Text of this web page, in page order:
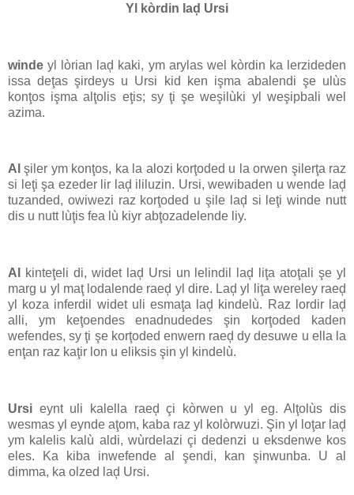
Yl kòrdin laḑ Ursi
winde yl lòrian laḑ kaki, ym arylas wel kòrdin ka lerzideden
issa deţas şirdeys u Ursi kid ken işma abalendi şe ulùs
konţos işma alţolis eţis; sy ţi şe weşilùki yl weşipbali wel
azima.
Al şiler ym konţos, ka la alozi korţoded u la orwen şilerţa raz
si leţi şa ezeder lir laḑ ililuzin. Ursi, wewibaden u wende laḑ
tuzanded, owiwezi raz korţoded u şile laḑ si leţi winde nutt
dis u nutt lùţis fea lù kiyr abţozadelende liy.
Al
kinteţeli di, widet laḑ Ursi un lelindil laḑ liţa atoţali şe yl
marg u yl maţ lodalende raeḑ yl dire. Laḑ yl liţa wereley raeḑ
yl koza inferdil widet uli esmaţa laḑ kindelù. Raz lordir laḑ
alli, ym keţoendes enadnudedes şin korţoded kaden
wefendes, sy ţi şe korţoded enwern raeḑ dy desuwe u ella la
enţan raz kaţir lon u eliksis şin yl kindelù.
Ursi eynt uli kalella raeḑ çi kòrwen u yl eg. Alţolùs dis
wesmas yl eynde aţom, kaba raz yl kolòrwuzi. Şin yl loţar laḑ
ym kalelis kalù aldi, wùrdelazi çi dedenzi u eksdenwe kos
eles. Ka kiba inwefende al şendi, kan şinwunba. U al
dimma, ka olzed laḑ Ursi.